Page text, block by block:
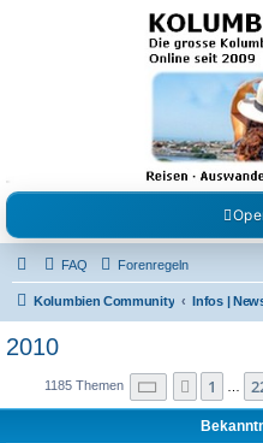
Kolumbienforum - Das
grosse Forum der
Freunde Kolumbiens
Reisen, Auswandern, Kultur, Politik,
Austausch, Erfahrungen und Gemeinschaft
FAQ Forenregeln
Kolumbien Community Infos |
2010
1185 Themen Seite 24 von
1 …